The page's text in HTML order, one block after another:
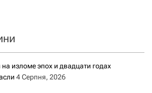
изломе эпох и двадцати годах
4 Серпня, 2026